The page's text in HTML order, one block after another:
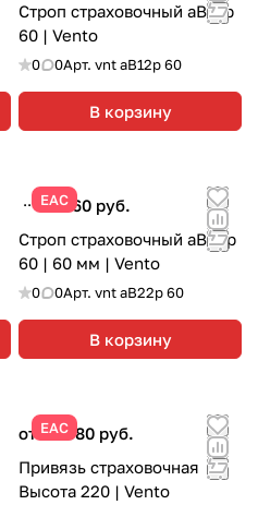
Строп страховочный аВ12р
60 | Vento
0 0Арт. vnt aB12p 60
В корзину
ЕАС
13 460 руб.
Строп страховочный аВ22р
60 | 60 мм | Vento
0 0Арт. vnt aB22p 60
В корзину
ЕАС
от 24 080 руб.
Привязь страховочная
Высота 220 | Vento